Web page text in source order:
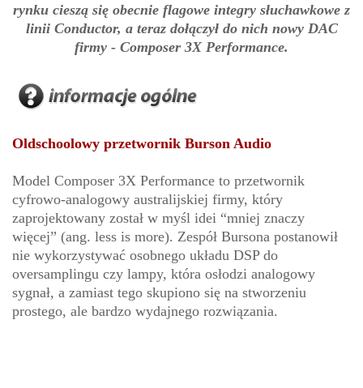
rynku cieszą się obecnie flagowe integry słuchawkowe z
linii Conductor, a teraz dołączył do nich nowy DAC
firmy - Composer 3X Performance.
Oldschoolowy przetwornik Burson Audio
Model Composer 3X Performance to przetwornik
cyfrowo-analogowy australijskiej firmy, który
zaprojektowany został w myśl idei “mniej znaczy
więcej” (ang. less is more). Zespół Bursona postanowił
nie wykorzystywać osobnego układu DSP do
oversamplingu czy lampy, która osłodzi analogowy
sygnał, a zamiast tego skupiono się na stworzeniu
prostego, ale bardzo wydajnego rozwiązania.